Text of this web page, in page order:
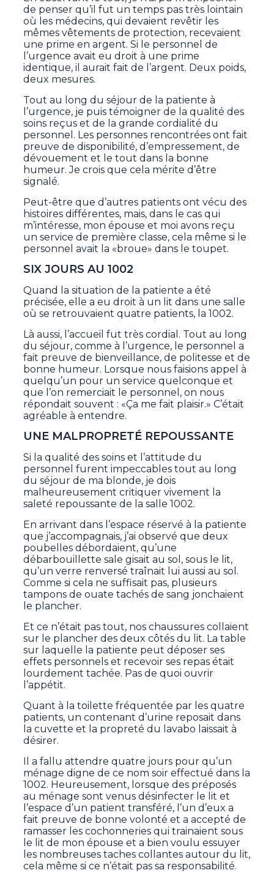
de penser qu’il fut un temps pas très lointain
où les médecins, qui devaient revêtir les
mêmes vêtements de protection, recevaient
une prime en argent. Si le personnel de
l’urgence avait eu droit à une prime
identique, il aurait fait de l’argent. Deux poids,
deux mesures.
Tout au long du séjour de la patiente à
l’urgence, je puis témoigner de la qualité des
soins reçus et de la grande cordialité du
personnel. Les personnes rencontrées ont fait
preuve de disponibilité, d’empressement, de
dévouement et le tout dans la bonne
humeur. Je crois que cela mérite d’être
signalé.
Peut-être que d’autres patients ont vécu des
histoires différentes, mais, dans le cas qui
m’intéresse, mon épouse et moi avons reçu
un service de première classe, cela même si le
personnel avait la «broue» dans le toupet.
SIX JOURS AU 1002
Quand la situation de la patiente a été
précisée, elle a eu droit à un lit dans une salle
où se retrouvaient quatre patients, la 1002.
Là aussi, l’accueil fut très cordial. Tout au long
du séjour, comme à l’urgence, le personnel a
fait preuve de bienveillance, de politesse et de
bonne humeur. Lorsque nous faisions appel à
quelqu’un pour un service quelconque et
que l’on remerciait le personnel, on nous
répondait souvent : «Ça me fait plaisir.» C’était
agréable à entendre.
UNE MALPROPRETÉ REPOUSSANTE
Si la qualité des soins et l’attitude du
personnel furent impeccables tout au long
du séjour de ma blonde, je dois
malheureusement critiquer vivement la
saleté repoussante de la salle 1002.
En arrivant dans l’espace réservé à la patiente
que j’accompagnais, j’ai observé que deux
poubelles débordaient, qu’une
débarbouillette sale gisait au sol, sous le lit,
qu’un verre renversé traînait lui aussi au sol.
Comme si cela ne suffisait pas, plusieurs
tampons de ouate tachés de sang jonchaient
le plancher.
Et ce n’était pas tout, nos chaussures collaient
sur le plancher des deux côtés du lit. La table
sur laquelle la patiente peut déposer ses
effets personnels et recevoir ses repas était
lourdement tachée. Pas de quoi ouvrir
l’appétit.
Quant à la toilette fréquentée par les quatre
patients, un contenant d’urine reposait dans
la cuvette et la propreté du lavabo laissait à
désirer.
Il a fallu attendre quatre jours pour qu’un
ménage digne de ce nom soir effectué dans la
1002. Heureusement, lorsque des préposés
au ménage sont venus désinfecter le lit et
l’espace d’un patient transféré, l’un d’eux a
fait preuve de bonne volonté et a accepté de
ramasser les cochonneries qui trainaient sous
le lit de mon épouse et a bien voulu essuyer
les nombreuses taches collantes autour du lit,
cela même si ce n’était pas sa responsabilité.